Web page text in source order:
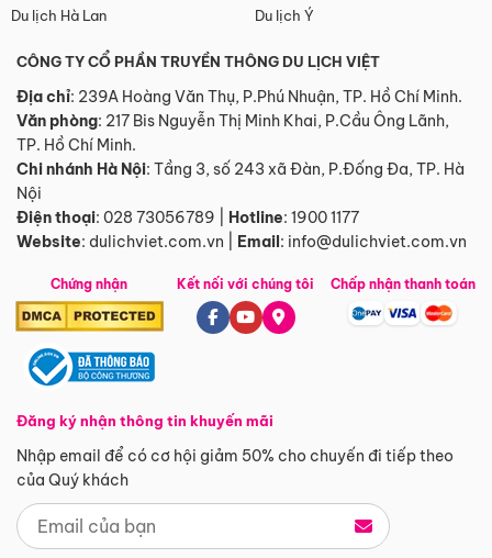
Du lịch Hà Lan
Du lịch Ý
CÔNG TY CỔ PHẦN TRUYỀN THÔNG DU LỊCH VIỆT
Địa chỉ: 239A Hoàng Văn Thụ, P.Phú Nhuận, TP. Hồ Chí Minh.
Văn phòng: 217 Bis Nguyễn Thị Minh Khai, P.Cầu Ông Lãnh,
TP. Hồ Chí Minh.
Chi nhánh Hà Nội: Tầng 3, số 243 xã Đàn, P.Đống Đa, TP. Hà
Nội
Điện thoại: 028 73056789 Hotline: 1900 1177
Website: dulichviet.com.vn Email: info@dulichviet.com.vn
Chứng nhận
Đăng ký nhận thông tin khuyến mãi
Nhập email để có cơ hội giảm 50% cho chuyến đi tiếp theo
của Quý khách
Kết nối với chúng tôi Chấp nhận thanh toán